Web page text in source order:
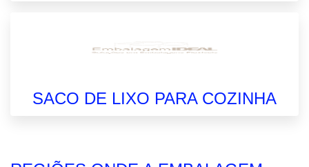
SACO DE LIXO PARA COZINHA